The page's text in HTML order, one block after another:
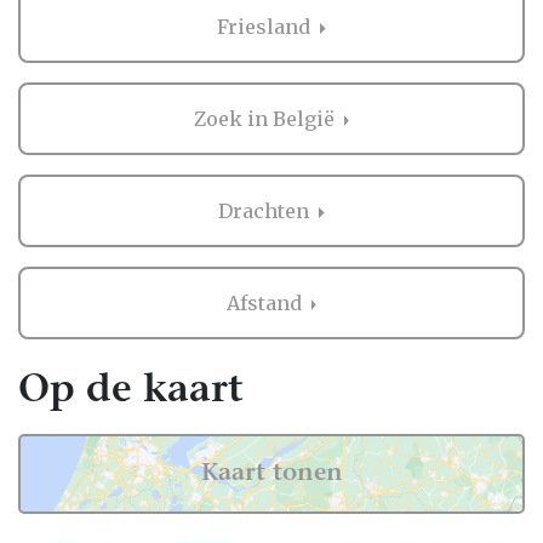
belangrijk. Het is dus niet zo gek dat je
graag eerst ervaringen van andere
bruidsparen leest over Stomerij in Drachten.
natuurlijk kritische beoordelaars!
Daarom hebben wij bij elke professional op
onze website een beoordeling van echte
bruidsparen staan. Indien deze al
beoordeeld is, natuurlijk. Soms vind je
namelijk ook nieuwe professionals op onze
website, en dan is het misschien wel aan
jullie om de eerste beoordeling te schrijven!
Hoe dan ook, je kunt er zeker van zijn dat je
een geweldige ervaring krijgt met de
Friesland
Zoek in België
Drachten
Afstand
Op de kaart
Kaart tonen